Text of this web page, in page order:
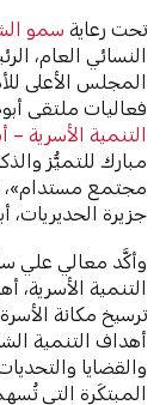
تحت رعايةسمو
النسائي العام،
المجلس الأعلى
فعاليات ملتقى
التنمية الأسرية –
مبارك للتميُّز
جزيرة الحديريات،
وأكَّد معالي علي
التنمية الأسرية،
ترسيخ مكانة
أهداف التنمية
والقضايا
المبتكَرة التي